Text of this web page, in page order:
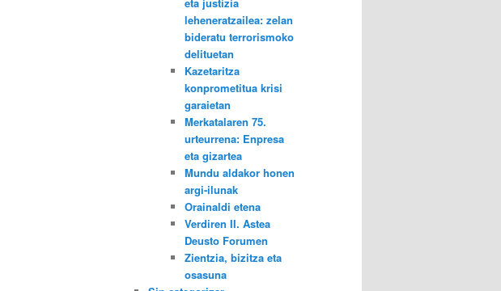
leheneratzailea: zelan
bideratu terrorismoko
delituetan
Kazetaritza
konprometitua krisi
garaietan
Merkatalaren 75.
urteurrena: Enpresa
eta gizartea
Mundu aldakor honen
argi-ilunak
Orainaldi etena
Verdiren II. Astea
Deusto Forumen
Zientzia, bizitza eta
osasuna